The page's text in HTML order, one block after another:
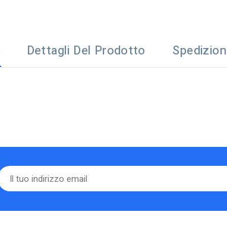
Dettagli Del Prodotto